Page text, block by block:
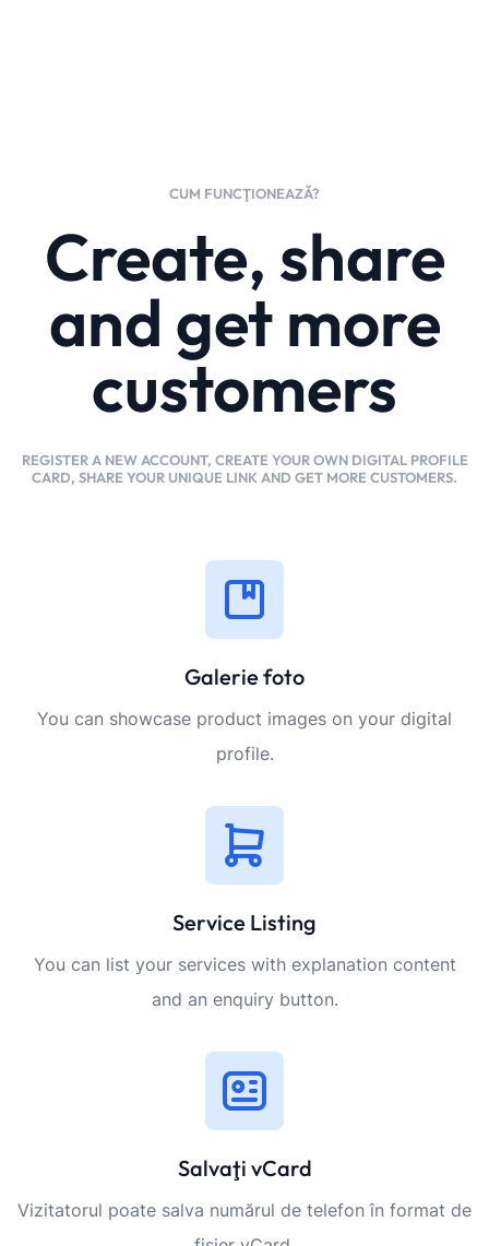
CUM FUNCŢIONEAZĂ?
Create, share
and get more
customers
REGISTER A NEW ACCOUNT, CREATE YOUR OWN DIGITAL PROFILE
CARD, SHARE YOUR UNIQUE LINK AND GET MORE CUSTOMERS.
Galerie foto
You can showcase product images on your digital
profile.
Service Listing
You can list your services with explanation content
and an enquiry button.
Salvaţi vCard
Vizitatorul poate salva numărul de telefon în format de